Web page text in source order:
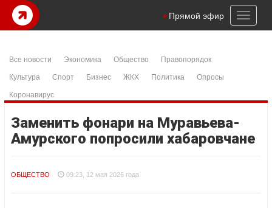
Toggle
Прямой эфир
Все новости Экономика Общество
Правопорядок
Культура
Спорт Бизнес ЖКХ Политика
Опросы
Коронавирус
Заменить фонари на Муравьева-
Амурского попросили хабаровчане
ОБЩЕСТВО 09:23, 12 мая 2026 года